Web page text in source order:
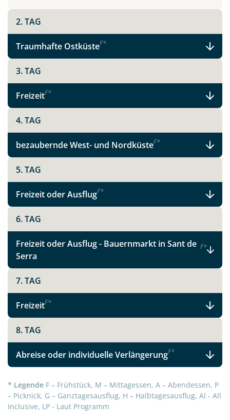
Teile diese Reise
Instagram
X
Telegram
per E-Mail senden
Link kopieren
2. TAG
Traumhafte OstküsteF*
3. TAG
FreizeitF*
4. TAG
bezaubernde West- und NordküsteF*
5. TAG
Freizeit oder AusflugF*
6. TAG
Freizeit oder Ausflug - Bauernmarkt in Sant de
Serra
F*
7. TAG
FreizeitF*
8. TAG
Abreise oder individuelle VerlängerungF*
* Legende F – Frühstück, M – Mittagessen, A – Abendessen, P
– Picknick, G – Ganztagesausflug, H – Halbtagesausflug, AI - All
Inclusive, LP - Laut Programm